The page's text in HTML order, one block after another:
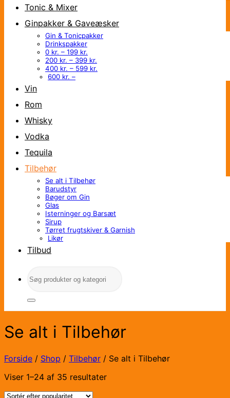
Tonic & Mixer
Ginpakker & Gaveæsker
Gin & Tonicpakker
Drinkspakker
0 kr. – 199 kr.
200 kr. – 399 kr.
400 kr. – 599 kr.
600 kr. –
Vin
Rom
Whisky
Vodka
Tequila
Tilbehør
Se alt i Tilbehør
Barudstyr
Bøger om Gin
Glas
Isterninger og Barsæt
Sirup
Tørret frugtskiver & Garnish
Likør
Tilbud
efter:
Se alt i Tilbehør
Forside / Shop / Tilbehør / Se alt i Tilbehør
Viser 1–24 af 35 resultaterSorteret